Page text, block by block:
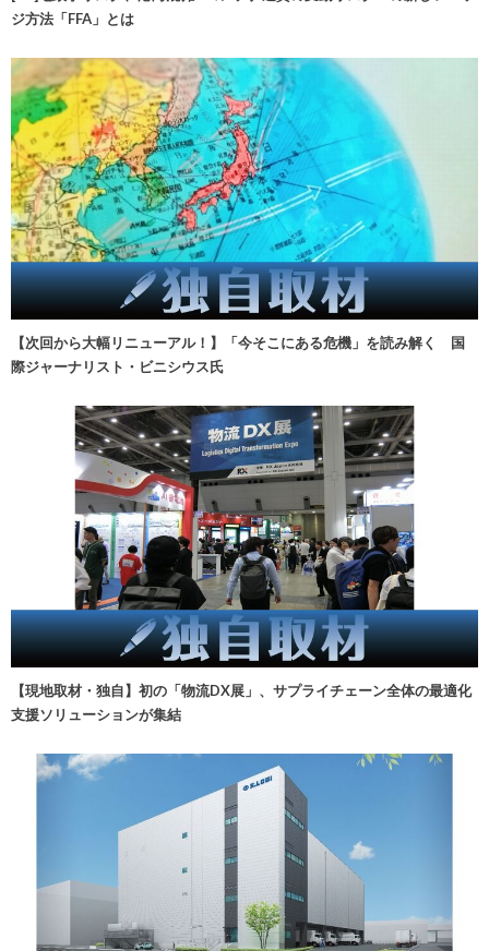
ジ方法「FFA」とは
【次回から大幅リニューアル！】「今そこにある危機」を読み解く 国
際ジャーナリスト・ビニシウス氏
【現地取材・独自】初の「物流DX展」、サプライチェーン全体の最適化
支援ソリューションが集結